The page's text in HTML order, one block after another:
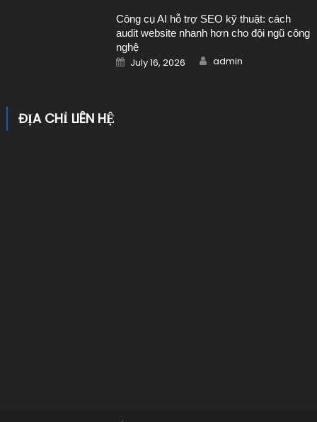
Công cụ AI hỗ trợ SEO kỹ thuật: cách
audit website nhanh hơn cho đội ngũ công
nghệ
Posted on
July 16, 2026 Author
admin
ĐỊA CHỈ LIÊN HỆ